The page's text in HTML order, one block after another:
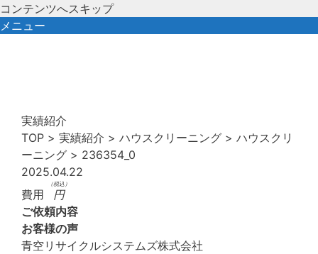
コンテンツへスキップ
メニュー
実績紹介
TOP > 実績紹介 > ハウスクリーニング > ハウスクリ
ーニング > 236354_0
2025.04.22
費用
円
（税込）
ご依頼内容
お客様の声
青空リサイクルシステムズ株式会社